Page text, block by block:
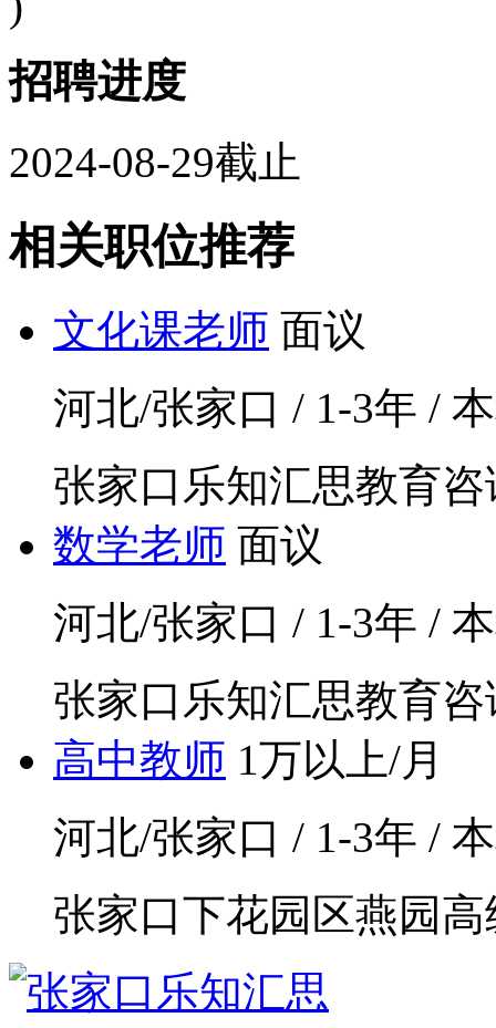
招聘进度
2024-08-29截止
相关职位推荐
文化课老师 面议
河北/张家口 / 1-3年 /
张家口乐知汇思教育
数学老师 面议
河北/张家口 / 1-3年 /
张家口乐知汇思教育
高中教师 1万以上/月
河北/张家口 / 1-3年 /
张家口下花园区燕园